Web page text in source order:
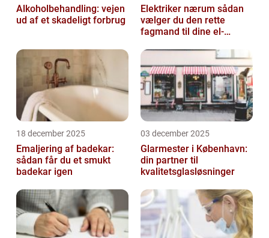
Alkoholbehandling: vejen
ud af et skadeligt forbrug
Elektriker nærum sådan
vælger du den rette
fagmand til dine el-
18 december 2025
Emaljering af badekar:
sådan får du et smukt
badekar igen
03 december 2025
Glarmester i København:
din partner til
kvalitetsglasløsninger